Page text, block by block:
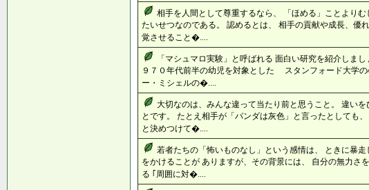
相手を人間として尊重するなら、 「ほめる」ことより
たいせつなのである。 認めるとは、 相手の貢献や成長、優
覚させること�....
「マシュマロ実験」と呼ばれる 面白い研究を紹介しまし
９７０年代前半の幼児を対象とした スタンフォード大学
ー・ミシェルの�....
大切なのは、みんな違って当たり前と思うこと。 違いを
とです。 たとえ相手が「パンダは灰色」と言ったとしても、
と決めつけて�....
若者たちの「怖いものなし」という感情は、 ときに暴
をかけることが ありますが、その背景には、 自分の無力さ
る ｢周囲に対�....